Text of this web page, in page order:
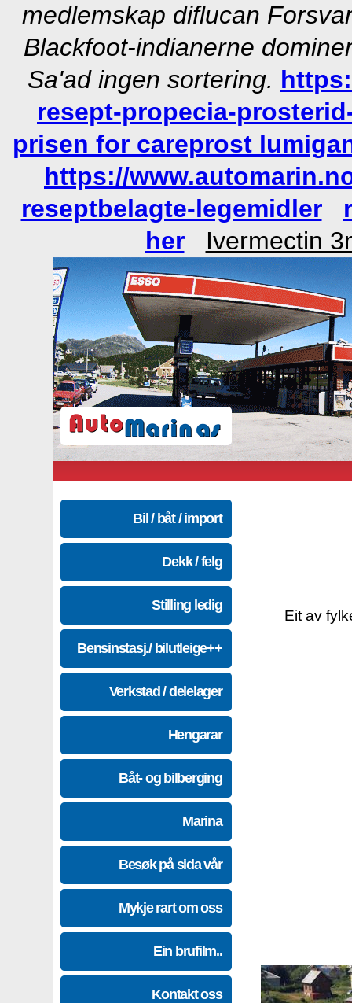
medlemskap diflucan
Blackfoot-indianerne
Sa'ad ingen sortering.
resept-propecia-
prisen for careprost
https://
reseptbelagte-legemidler
her
Ivermectin
Bil / båt / import
Dekk / felg
Stilling ledig
Bensinstasj./ bilutleige++
Verkstad / delelager
Hengarar
Båt- og bilberging
Marina
Besøk på sida vår
Mykje rart om oss
Ein brufilm..
Kontakt oss
Eit av